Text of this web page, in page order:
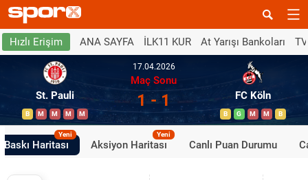
Hızlı Erişim ANA SAYFA İLK11 KUR At Yarışı Bankoları
St. Pauli
B M M M M
17.04.2026
Maç Sonu
1 - 1 FC Köln
B G M M B
Baskı Haritası
Yeni
Aksiyon Haritası
Yeni
Canlı Puan Durumu